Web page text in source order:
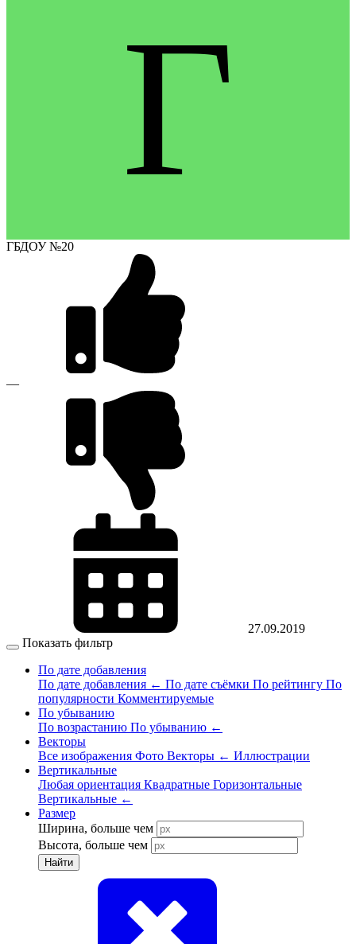
Г
ГБДОУ №20
—
27.09.2019
Показать фильтр
По дате добавления
По дате добавления ← По дате съёмки По рейтингу По
популярности Комментируемые
По убыванию
По возрастанию По убыванию ←
Векторы
Все изображения Фото Векторы ← Иллюстрации
Вертикальные
Любая ориентация Квадратные Горизонтальные
Вертикальные ←
Размер
Ширина, больше чем
Высота, больше чем
Найти